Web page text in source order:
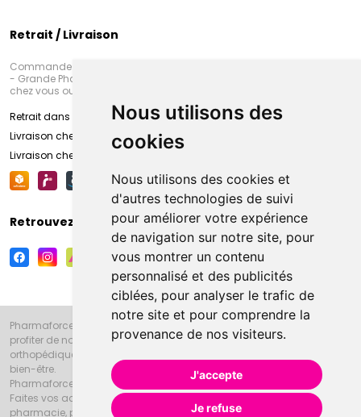
Nous utilisons des
cookies
Nous utilisons des cookies et
d'autres technologies de suivi
pour améliorer votre expérience
de navigation sur notre site, pour
vous montrer un contenu
personnalisé et des publicités
ciblées, pour analyser le trafic de
notre site et pour comprendre la
provenance de nos visiteurs.
J'accepte
Je refuse
Retrait / Livraison
Commandez en ligne et venez chercher votre commande à Amiens
- Grande Pharmacie d’Amiens (Fachon) ou recevez-là rapidement
chez vous ou en point retrait
Retrait dans la pharmacie d’Amiens
Livraison chez vous
Livraison chez votre commerçant
Retrouvez-nous sur vos réseaux sociaux
Pharmaforce.fr et la Grande Pharmacie d’Amiens vous souhaitent de
profiter de notre accueil, de nos conseils pharmaceutiques,
orthopédiques, homéopathiques, parapharmaceutiques, beauté et
bien-être.
Pharmaforce.fr est le site internet de la Grande Pharmacie d’Amiens.
Faites vos achats en ligne grâce à un choix de 20000 références en
pharmacie, parapharmacie, diététique et animaux (vétérinaire).